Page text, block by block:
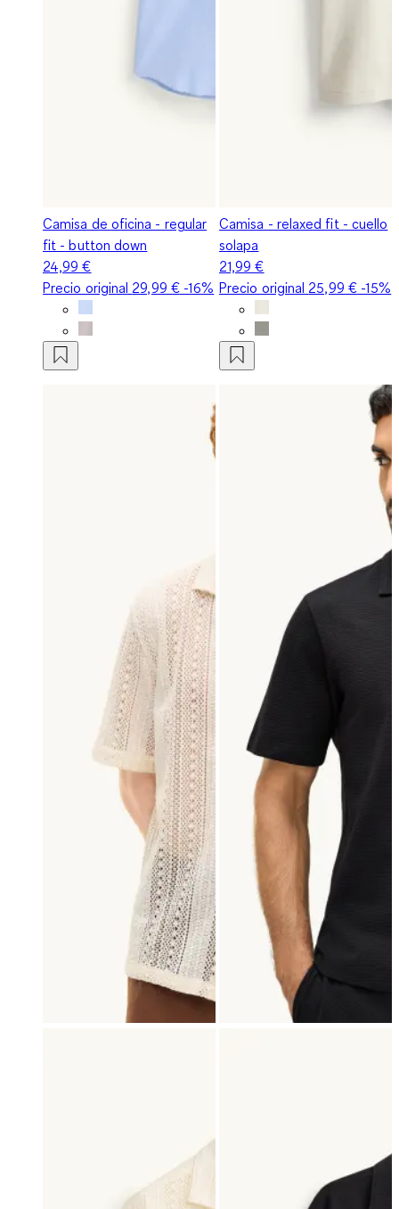
Camisa de oficina - regular
fit - button down
24,99 €
Precio original 29,99 €-16%
Camisa - relaxed fit - cuello
solapa
21,99 €
Precio original 25,99 €-15%